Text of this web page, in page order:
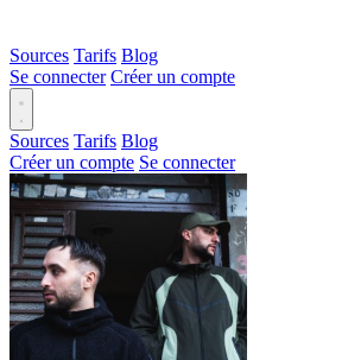
Sources Tarifs Blog
Se connecter Créer un compte
Sources Tarifs Blog
Créer un compte Se connecter